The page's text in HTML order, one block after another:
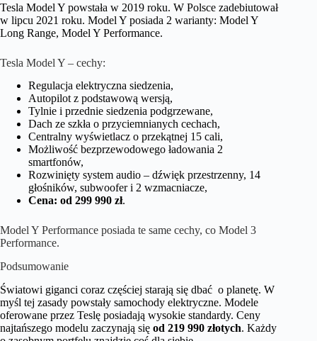
Tesla Model Y powstała w 2019 roku. W Polsce zadebiutował
w lipcu 2021 roku. Model Y posiada 2 warianty: Model Y
Long Range, Model Y Performance.
Tesla Model Y – cechy:
Regulacja elektryczna siedzenia,
Autopilot z podstawową wersją,
Tylnie i przednie siedzenia podgrzewane,
Dach ze szkła o przyciemnianych cechach,
Centralny wyświetlacz o przekątnej 15 cali,
Możliwość bezprzewodowego ładowania 2
smartfonów,
Rozwinięty system audio – dźwięk przestrzenny, 14
głośników, subwoofer i 2 wzmacniacze,
Cena: od 299 990 zł.
Model Y Performance posiada te same cechy, co Model 3
Performance.
Podsumowanie
Światowi giganci coraz częściej starają się dbać o planetę. W
myśl tej zasady powstały samochody elektryczne. Modele
oferowane przez Teslę posiadają wysokie standardy. Ceny
najtańszego modelu zaczynają się od 219 990 złotych. Każdy